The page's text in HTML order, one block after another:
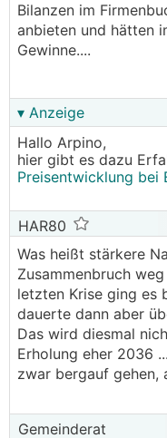
Bilanzen im
anbieten und hätten
Gewinne....
▾ Anzeige
Hallo Arpino,
hier gibt es dazu
Preisentwicklung bei
HAR80
Was heißt stärkere
Zusammenbruch
letzten Krise ging es
dauerte dann aber
Das wird diesmal
Erholung eher 2036
zwar bergauf gehen,
Gemeinderat